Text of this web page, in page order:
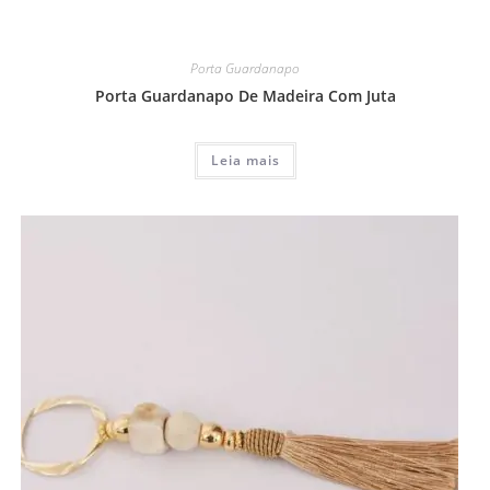
Porta Guardanapo
Porta Guardanapo De Madeira Com Juta
Leia mais